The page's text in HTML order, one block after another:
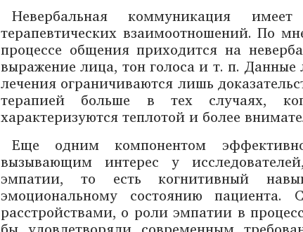
Невербальная коммуникация
терапевтических взаимоотношений. По
процессе общения приходится на
выражение лица, тон голоса и т. п.
лечения ограничиваются лишь
терапией больше в тех случаях,
характеризуются теплотой и более
Еще одним компонентом
вызывающим интерес у
эмпатии, то есть когнитивный
эмоциональному состоянию
расстройствами, о роли эмпатии в